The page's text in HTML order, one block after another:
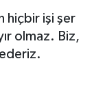
hiçbir işi şer
olmaz. Biz,